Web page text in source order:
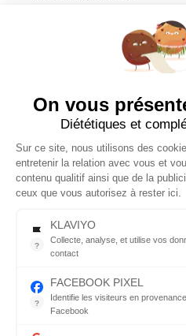
accompagnement
facile et agréable vers
esthétiques pensés
pour s’intégrer sans
effort dans votre
quotidien.
Tous droits réservés
Boutique
On vous
Diététiques et
Sur ce site, nous utilisons des
entretenir la relation avec vous et
contenu qualitif ainsi que de la
ceux que vous autorisez à rester ici.
?
KLAVIYO
Collecte, analyse, et utilise vos
contact
?
FACEBOOK PIXEL
Identifie les visiteurs en
Facebook